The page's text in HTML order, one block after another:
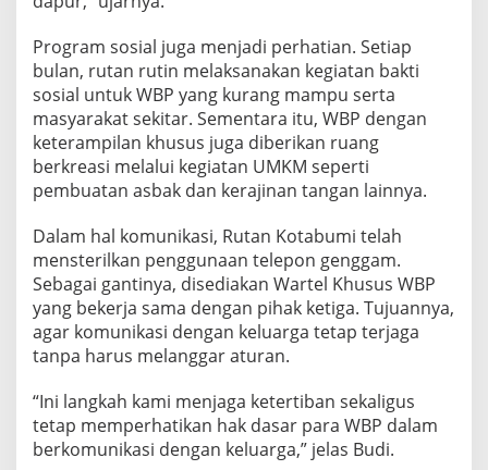
a
h
i
n
g
g
a
K
a
h
a
n
a
n
P
n
g
a
n
Program sosial juga menjadi perhatian. Setiap
bulan, rutan rutin melaksanakan kegiatan bakti
sosial untuk WBP yang kurang mampu serta
masyarakat sekitar. Sementara itu, WBP dengan
keterampilan khusus juga diberikan ruang
berkreasi melalui kegiatan UMKM seperti
pembuatan asbak dan kerajinan tangan lainnya.
Dalam hal komunikasi, Rutan Kotabumi telah
mensterilkan penggunaan telepon genggam.
Sebagai gantinya, disediakan Wartel Khusus WBP
yang bekerja sama dengan pihak ketiga. Tujuannya,
agar komunikasi dengan keluarga tetap terjaga
tanpa harus melanggar aturan.
“Ini langkah kami menjaga ketertiban sekaligus
tetap memperhatikan hak dasar para WBP dalam
berkomunikasi dengan keluarga,” jelas Budi.